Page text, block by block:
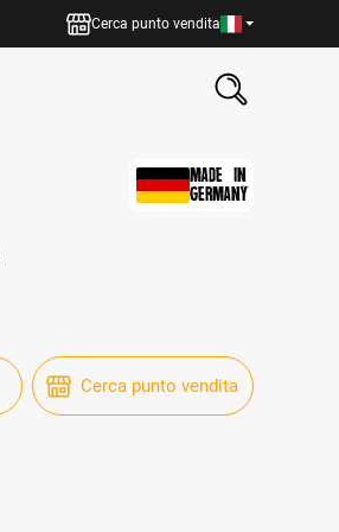
Cerca punto vendita
MADE IN
GERMANY
Cerca punto vendita